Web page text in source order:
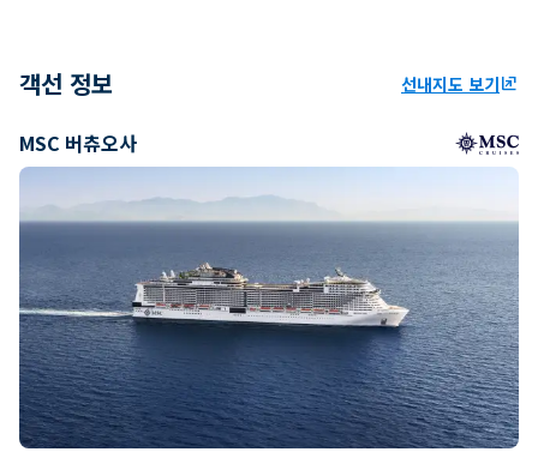
객선 정보 선내지도 보기ungroup
MSC 버츄오사